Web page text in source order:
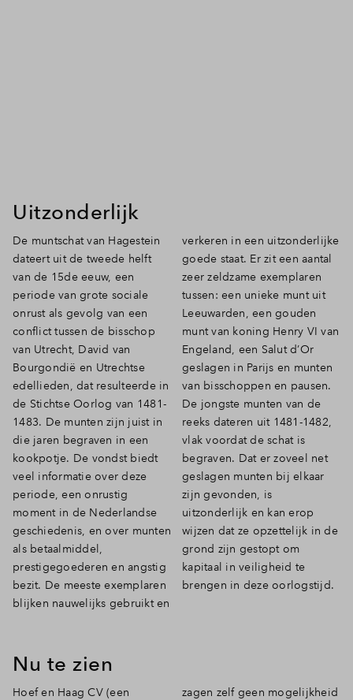
Uitzonderlijk
De muntschat van Hagestein
dateert uit de tweede helft
van de 15de eeuw, een
periode van grote sociale
onrust als gevolg van een
conflict tussen de bisschop
van Utrecht, David van
Bourgondië en Utrechtse
edellieden, dat resulteerde in
de Stichtse Oorlog van 1481-
1483. De munten zijn juist in
die jaren begraven in een
kookpotje. De vondst biedt
veel informatie over deze
periode, een onrustig
moment in de Nederlandse
geschiedenis, en over munten
als betaalmiddel,
prestigegoederen en angstig
bezit. De meeste exemplaren
blijken nauwelijks gebruikt en
verkeren in een uitzonderlijke
goede staat. Er zit een aantal
zeer zeldzame exemplaren
tussen: een unieke munt uit
Leeuwarden, een gouden
munt van koning Henry VI van
Engeland, een Salut d’Or
geslagen in Parijs en munten
van bisschoppen en pausen.
De jongste munten van de
reeks dateren uit 1481-1482,
vlak voordat de schat is
begraven. Dat er zoveel net
geslagen munten bij elkaar
zijn gevonden, is
uitzonderlijk en kan erop
wijzen dat ze opzettelijk in de
grond zijn gestopt om
kapitaal in veiligheid te
brengen in deze oorlogstijd.
Nu te zien
Hoef en Haag CV (een
zagen zelf geen mogelijkheid